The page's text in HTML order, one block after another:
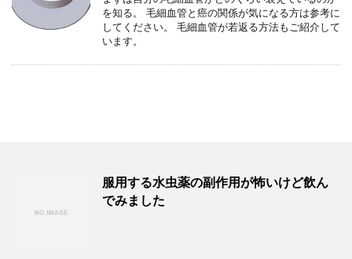
を知る。 毛細血管と癌の関係が気になる方は参考に
してください。 毛細血管が若返る方法もご紹介して
います。
服用する水虫薬の副作用が怖いけど飲ん
でみました